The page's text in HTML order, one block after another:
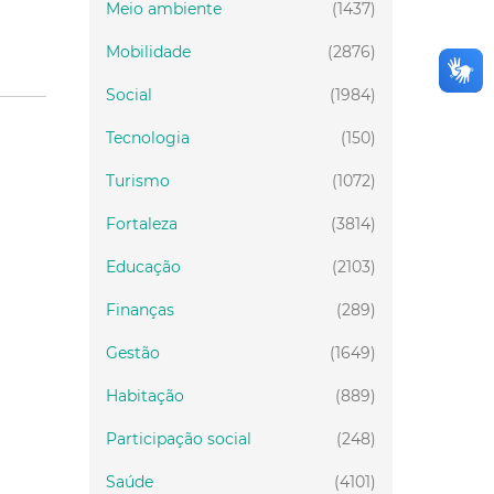
(1437)
Meio ambiente
(2876)
Mobilidade
(1984)
Social
(150)
Tecnologia
(1072)
Turismo
(3814)
Fortaleza
(2103)
Educação
(289)
Finanças
(1649)
Gestão
(889)
Habitação
(248)
Participação social
(4101)
Saúde